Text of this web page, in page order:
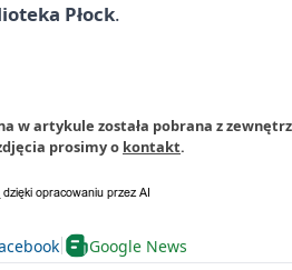
Płock.
w artykule została pobrana z
prosimy o kontakt.
Google News